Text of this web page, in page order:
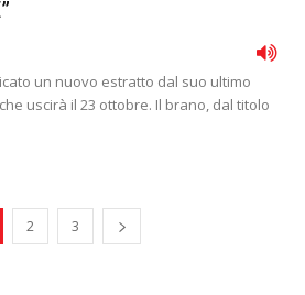
un nuovo estratto dal suo ultimo
uscirà il 23 ottobre. Il brano, dal titolo
2 3